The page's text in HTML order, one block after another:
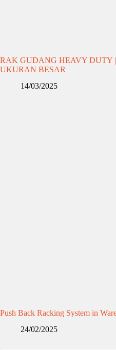
RAK GUDANG HEAVY DUTY
UKURAN BESAR
14/03/2025
Push Back Racking System in
24/02/2025